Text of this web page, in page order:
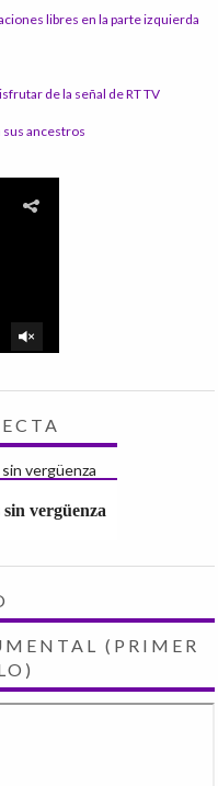
libres en la parte izquierda
de la señal de RT TV
sus ancestros
vergüenza
(PRIMER